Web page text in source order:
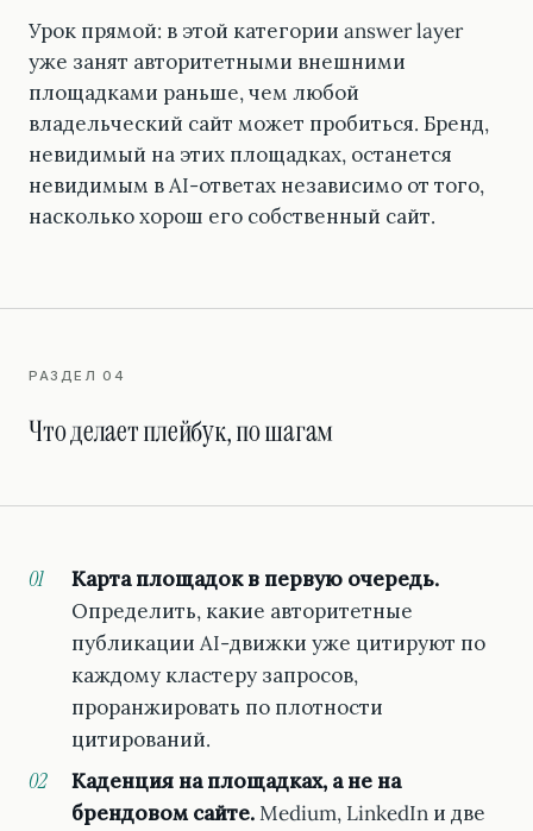
Урок прямой: в этой категории answer layer
уже занят авторитетными внешними
площадками раньше, чем любой
владельческий сайт может пробиться. Бренд,
невидимый на этих площадках, останется
невидимым в AI-ответах независимо от того,
насколько хорош его собственный сайт.
РАЗДЕЛ 04
Что делает плейбук, по шагам
Карта площадок в первую очередь.
Определить, какие авторитетные
публикации AI-движки уже цитируют по
каждому кластеру запросов,
проранжировать по плотности
цитирований.
Каденция на площадках, а не на
брендовом сайте.Medium, LinkedIn и две